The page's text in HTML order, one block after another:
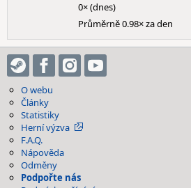
0× (dnes)
Průměrně 0.98× za den
O webu
Články
Statistiky
Herní výzva
F.A.Q.
Nápověda
Odměny
Podpořte nás